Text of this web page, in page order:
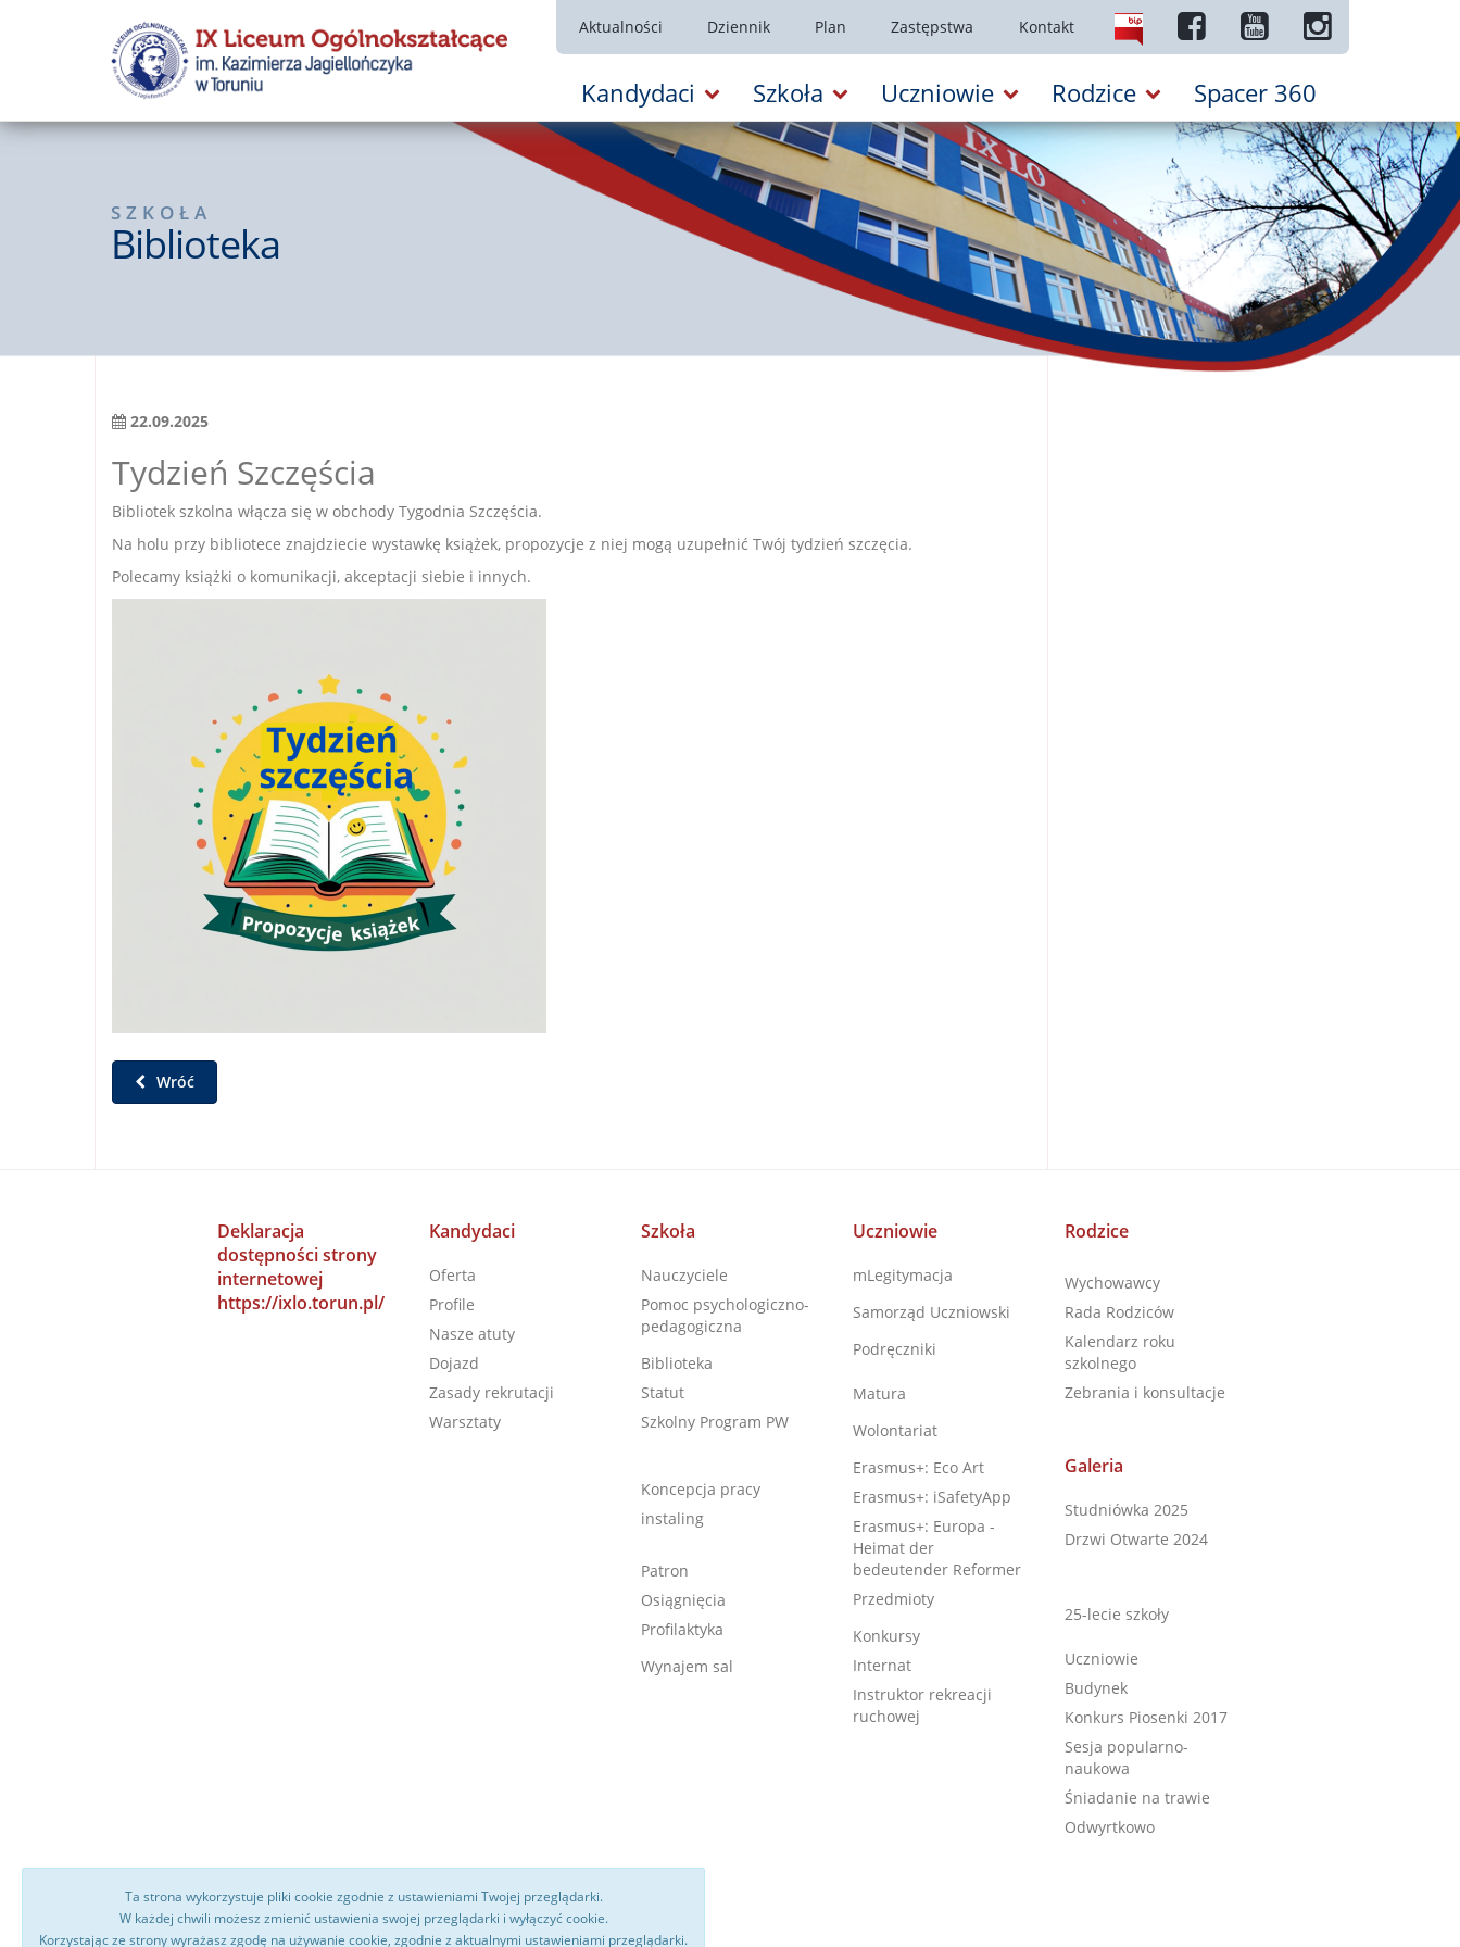
Aktualności Dziennik Plan Zastępstwa Kontakt
Kandydaci Szkoła Uczniowie Rodzice Spacer 360
SZKOŁA
Biblioteka
22.09.2025
Tydzień Szczęścia
Bibliotek szkolna włącza się w obchody Tygodnia Szczęścia.
Na holu przy bibliotece znajdziecie wystawkę książek, propozycje z niej mogą uzupełnić Twój tydzień szczęcia.
Polecamy książki o komunikacji, akceptacji siebie i innych.
Wróć
Deklaracja
dostępności strony
internetowej
https://ixlo.torun.pl/
Kandydaci
Oferta
Profile
Nasze atuty
Dojazd
Zasady rekrutacji
Warsztaty
Szkoła
Nauczyciele
Pomoc psychologiczno-
pedagogiczna
Biblioteka
Statut
Szkolny Program PW
Koncepcja pracy
instaling
Patron
Osiągnięcia
Profilaktyka
Wynajem sal
Uczniowie
mLegitymacja
Samorząd Uczniowski
Podręczniki
Matura
Wolontariat
Erasmus+: Eco Art
Erasmus+: iSafetyApp
Erasmus+: Europa -
Heimat der
bedeutender Reformer
Przedmioty
Konkursy
Internat
Instruktor rekreacji
ruchowej
Rodzice
Wychowawcy
Rada Rodziców
Kalendarz roku
szkolnego
Zebrania i konsultacje
Galeria
Studniówka 2025
Drzwi Otwarte 2024
25-lecie szkoły
Uczniowie
Budynek
Konkurs Piosenki 2017
Sesja popularno-
naukowa
Śniadanie na trawie
Odwyrtkowo
Ta strona wykorzystuje pliki cookie zgodnie z ustawieniami Twojej przeglądarki.
W każdej chwili możesz zmienić ustawienia swojej przeglądarki i wyłączyć cookie.
Korzystając ze strony wyrażasz zgodę na używanie cookie, zgodnie z aktualnymi ustawieniami przeglądarki.